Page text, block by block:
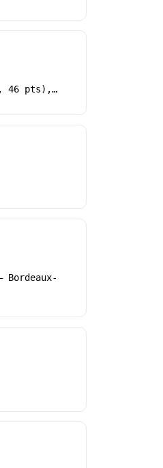
46 pts),…
Bordeaux-